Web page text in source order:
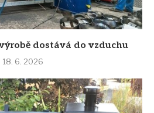
dostává do vzduchu
18. 6. 2026